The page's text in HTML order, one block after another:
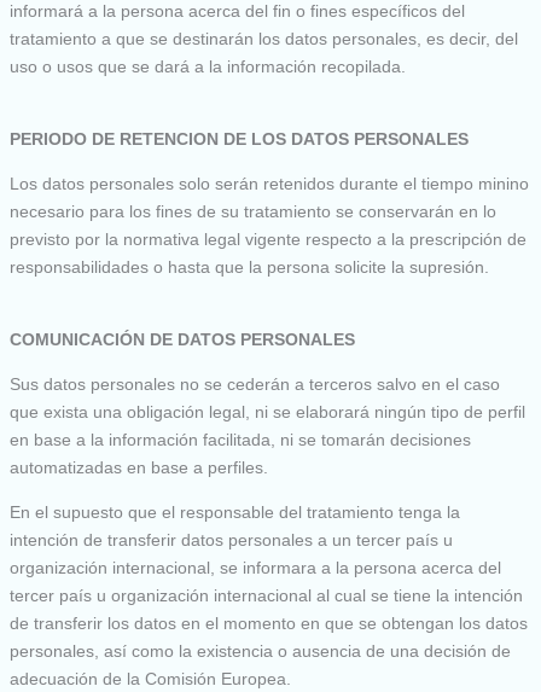
informará a la persona acerca del fin o fines específicos del
tratamiento a que se destinarán los datos personales, es decir, del
uso o usos que se dará a la información recopilada.
PERIODO DE RETENCION DE LOS DATOS PERSONALES
Los datos personales solo serán retenidos durante el tiempo minino
necesario para los fines de su tratamiento se conservarán en lo
previsto por la normativa legal vigente respecto a la prescripción de
responsabilidades o hasta que la persona solicite la supresión.
COMUNICACIÓN DE DATOS PERSONALES
Sus datos personales no se cederán a terceros salvo en el caso
que exista una obligación legal, ni se elaborará ningún tipo de perfil
en base a la información facilitada, ni se tomarán decisiones
automatizadas en base a perfiles.
En el supuesto que el responsable del tratamiento tenga la
intención de transferir datos personales a un tercer país u
organización internacional, se informara a la persona acerca del
tercer país u organización internacional al cual se tiene la intención
de transferir los datos en el momento en que se obtengan los datos
personales, así como la existencia o ausencia de una decisión de
adecuación de la Comisión Europea.